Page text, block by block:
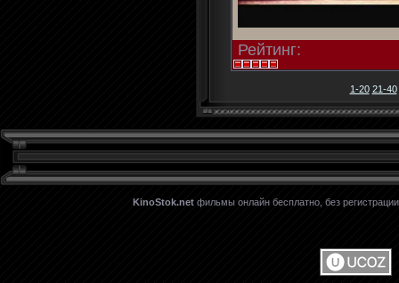
Рейтинг:
1-20 21-40
KinoStok.net фильмы онлайн бесплатно, без